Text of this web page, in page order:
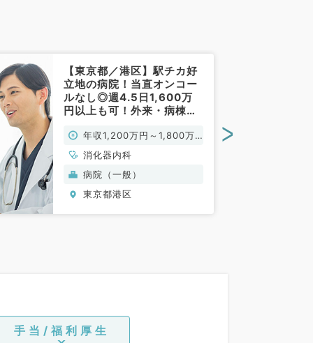
【東京都／港区】駅チカ好
立地の病院！当直オンコー
ルなし◎週4.5日1,600万
円以上も可！外来・病棟管
す（消化器内科／常勤）
年収1,200万円～1,800万
円
消化器内科
病院（一般）
東京都港区
>
手当/福利厚生